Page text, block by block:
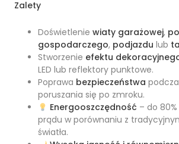
Zalety
Doświetlenie wiaty garażowej,
gospodarczego, podjazdu lub
Stworzenie efektu
LED lub reflektory punktowe.
Poprawa bezpieczeństwa
poruszania się po zmroku.
Energooszczędność – do
prądu w porównaniu z
światła.